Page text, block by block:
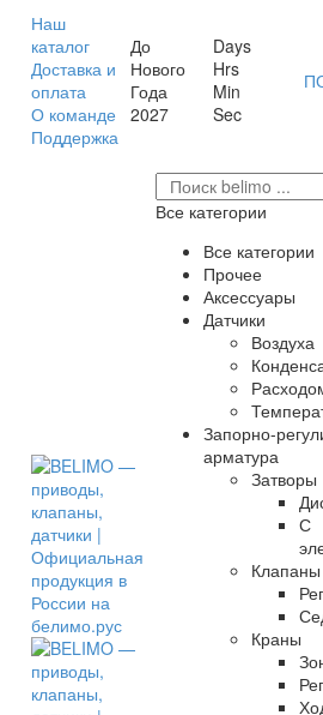
Наш
каталог
Доставка и
оплата
О команде
Поддержка
До
Нового
Года
2027
Days
Hrs
Min
Sec
Все категории
Все категории
Прочее
Аксессуары
Датчики
Воздуха
Запорно-
арматура
Затворы
С
Клапаны
Краны